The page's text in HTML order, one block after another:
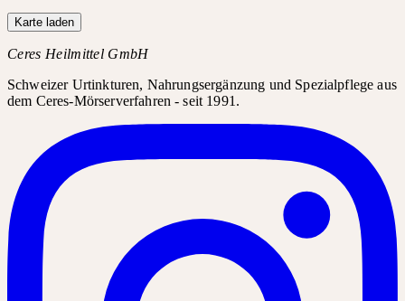
Karte laden
Ceres Heilmittel GmbH
Schweizer Urtinkturen, Nahrungsergänzung und Spezialpflege aus
dem Ceres-Mörserverfahren - seit 1991.